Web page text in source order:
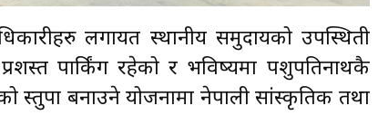
लगायत स्थानीय समुदायको उपस्थिती
पार्किंग रहेको र भविष्यमा पशुपतिनाथकै
स्तुपा बनाउने योजनामा नेपाली सांस्कृतिक तथा